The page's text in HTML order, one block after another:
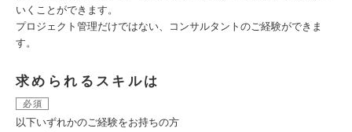
いくことができます。
プロジェクト管理だけではない、コンサルタントのご経験ができま
す。
求められるスキルは
必須
以下いずれかのご経験をお持ちの方